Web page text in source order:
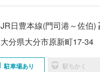
JR日豊本線(門司港～佐伯)
大分県大分市原新町17-34
駐車場あり 駅ちかく